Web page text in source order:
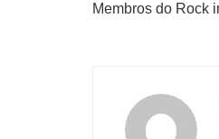
Membros do Rock